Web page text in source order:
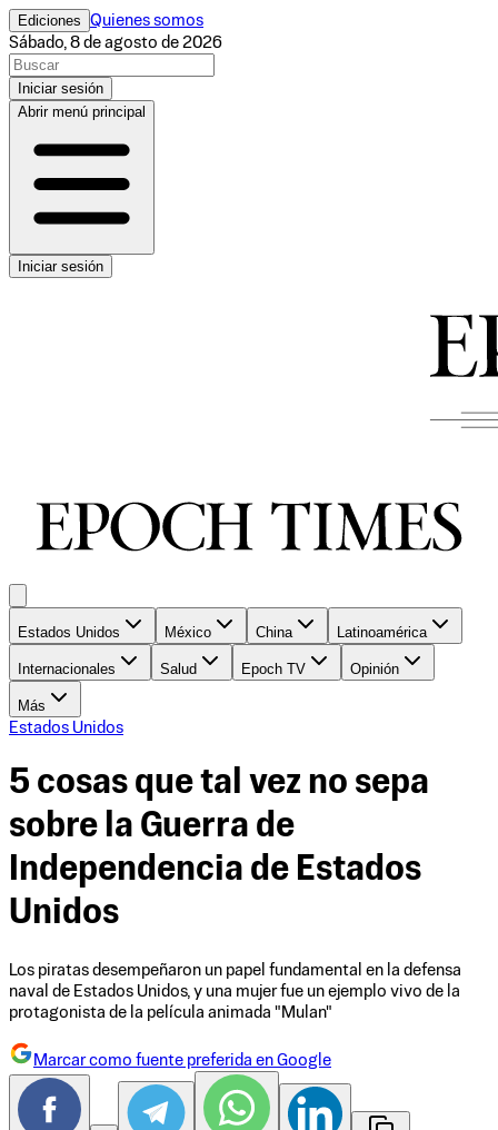
Ediciones Quienes somos
Sábado, 8 de agosto de 2026
Iniciar sesión
Abrir menú principal
Iniciar sesión
Estados Unidos México China Latinoamérica
Internacionales Salud Epoch TV Opinión
Más
Estados Unidos
5 cosas que tal vez no sepa
sobre la Guerra de
Independencia de Estados
Unidos
Los piratas desempeñaron un papel fundamental en la defensa
naval de Estados Unidos, y una mujer fue un ejemplo vivo de la
protagonista de la película animada "Mulan"
Marcar como fuente preferida en Google